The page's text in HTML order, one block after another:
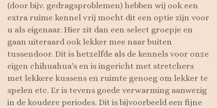
(door bijv. gedragsproblemen) hebben wij ook een
extra ruime kennel vrij mocht dit een optie zijn voor
u als eigenaar. Hier zit dan een select groepje en
gaan uiteraard ook lekker mee naar buiten
tussendoor. Dit is hetzelfde als de kennels voor onze
eigen chihuahua's en is ingericht met stretchers
met lekkere kussens en ruimte genoeg om lekker te
spelen etc. Er is tevens goede verwarming aanwezig
in de koudere periodes. Dit is bijvoorbeeld een fijne